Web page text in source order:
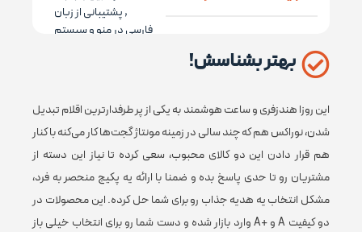
بهتر بشناسش!
این روزا هندزفری و ساعت هوشمند به یکی از پر طرفدارترین اقلام تبدیل
شدن، نوراکس هم که چند سالی در زمینه مونتاژ گجت‌ها کار می‌کنه با کنار
هم قرار دادن این دو کالای محبوب، سعی کرده تا نیاز این دسته از
مشتریان رو تا حدی پاسخ بده و ضمنا با ارائه یه پکیج منحصر به فرد،
مشکل انتخاب یه هدیه جذاب رو برای شما حل کرده. این محصولات در
دو کیفیت A و +A وارد بازار شده و دست شما رو برای انتخاب خیلی باز
,پشتیبانی از زبان
فارسی در منو و سیستم
زبان‌های قابل پشتیبانی در اعلان و پیام فارسی,
انگلیسی
حدود
۳ تا ۴